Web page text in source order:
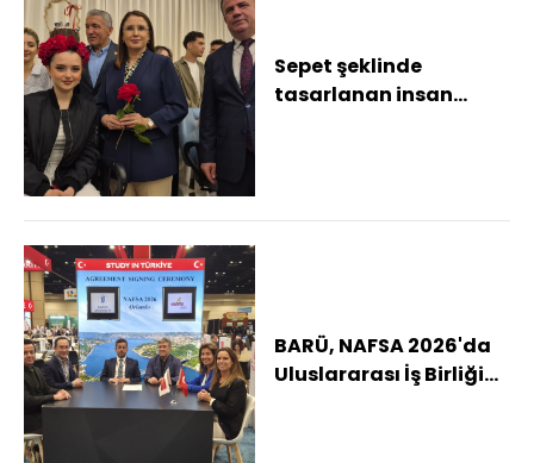
Sepet şeklinde
tasarlanan insan
BARÜ, NAFSA 2026'da
Uluslararası İş Birliği